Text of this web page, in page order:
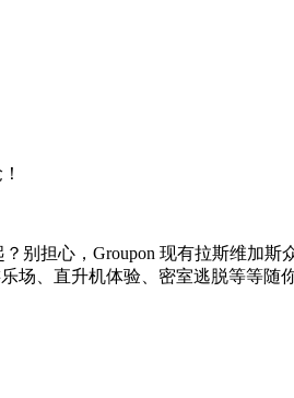
别担心，Groupon 现有拉斯维加
场、直升机体验、密室逃脱等等随